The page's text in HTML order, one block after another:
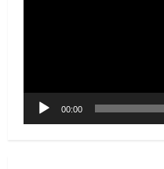
00:00